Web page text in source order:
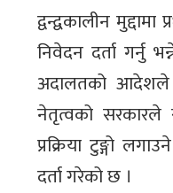
द्वन्द्वकालीन मुद्दामा
निवेदन दर्ता गर्नु
अदालतको आदेशले
नेतृत्वको सरकारले
प्रक्रिया टुङ्गो
दर्ता गरेको छ ।